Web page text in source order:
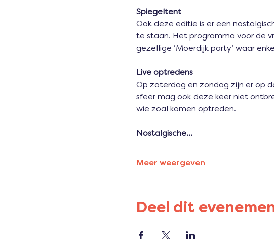
Spiegeltent
Ook deze editie is er een
te staan. Het programma voor de
gezellige ‘Moerdijk party’ waar
Live optredens
Op zaterdag en zondag zijn er op
sfeer mag ook deze keer niet
wie zoal komen optreden.
Nostalgische…
Meer weergeven
Deel dit